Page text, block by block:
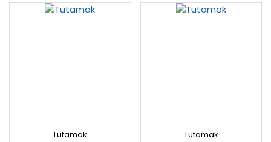
Tutamak Tutamak